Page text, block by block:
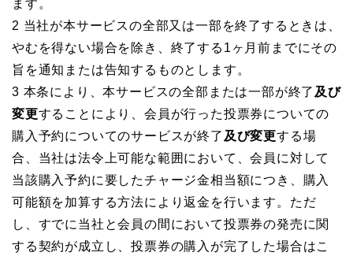
ます。
2 当社が本サービスの全部又は一部を終了するときは、
やむを得ない場合を除き、終了する1ヶ月前までにその
旨を通知または告知するものとします。
3 本条により、本サービスの全部または一部が終了 及び
変更することにより、会員が行った投票券についての
購入予約についてのサービスが終了 及び変更する場
合、当社は法令上可能な範囲において、会員に対して
当該購入予約に要したチャージ金相当額につき、購入
可能額を加算する方法により返金を行います。ただ
し、すでに当社と会員の間において投票券の発売に関
する契約が成立し、投票券の購入が完了した場合はこ